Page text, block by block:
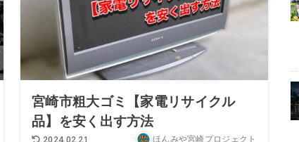
宮崎市粗大ゴミ【家電リサイクル
品】を安く出す方法
2024.02.21 ほんみや宮崎プロジェクト